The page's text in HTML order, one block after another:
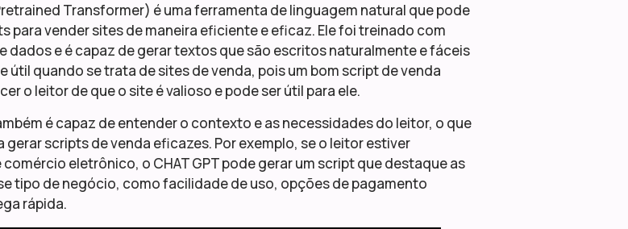
Transformer) é uma ferramenta de linguagem natural que pode
para vender sites de maneira eficiente e eficaz. Ele foi treinado com
dados e é capaz de gerar textos que são escritos naturalmente e fáceis
útil quando se trata de sites de venda, pois um bom script de venda
o leitor de que o site é valioso e pode ser útil para ele.
é capaz de entender o contexto e as necessidades do leitor, o que
gerar scripts de venda eficazes. Por exemplo, se o leitor estiver
eletrônico, o CHAT GPT pode gerar um script que destaque as
tipo de negócio, como facilidade de uso, opções de pagamento
rápida.